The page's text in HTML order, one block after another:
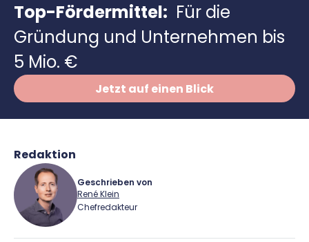
Vergleiche
Software
Deals
Top-Fördermittel: Für die
Gründung und Unternehmen bis
5 Mio. €
Jetzt auf einen Blick
Redaktion
Geschrieben von
René Klein
Chefredakteur